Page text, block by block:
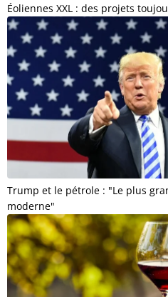
Éoliennes XXL : des projets
Trump et le pétrole : "Le plus
moderne"